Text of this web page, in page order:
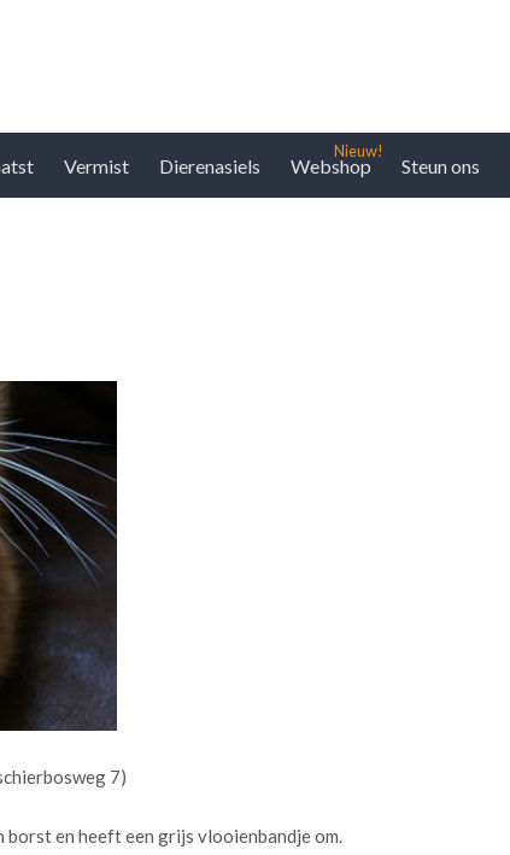
Vermist Dierenasiels Webshop Steun ons
7)
en heeft een grijs vlooienbandje om.